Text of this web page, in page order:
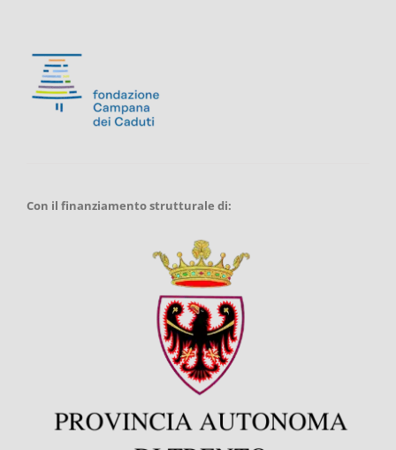
Con il finanziamento strutturale di: